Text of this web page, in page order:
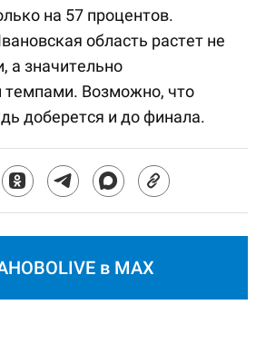
на 57 процентов.
область растет не
а значительно
Возможно, что
доберется и до финала.
в MAX